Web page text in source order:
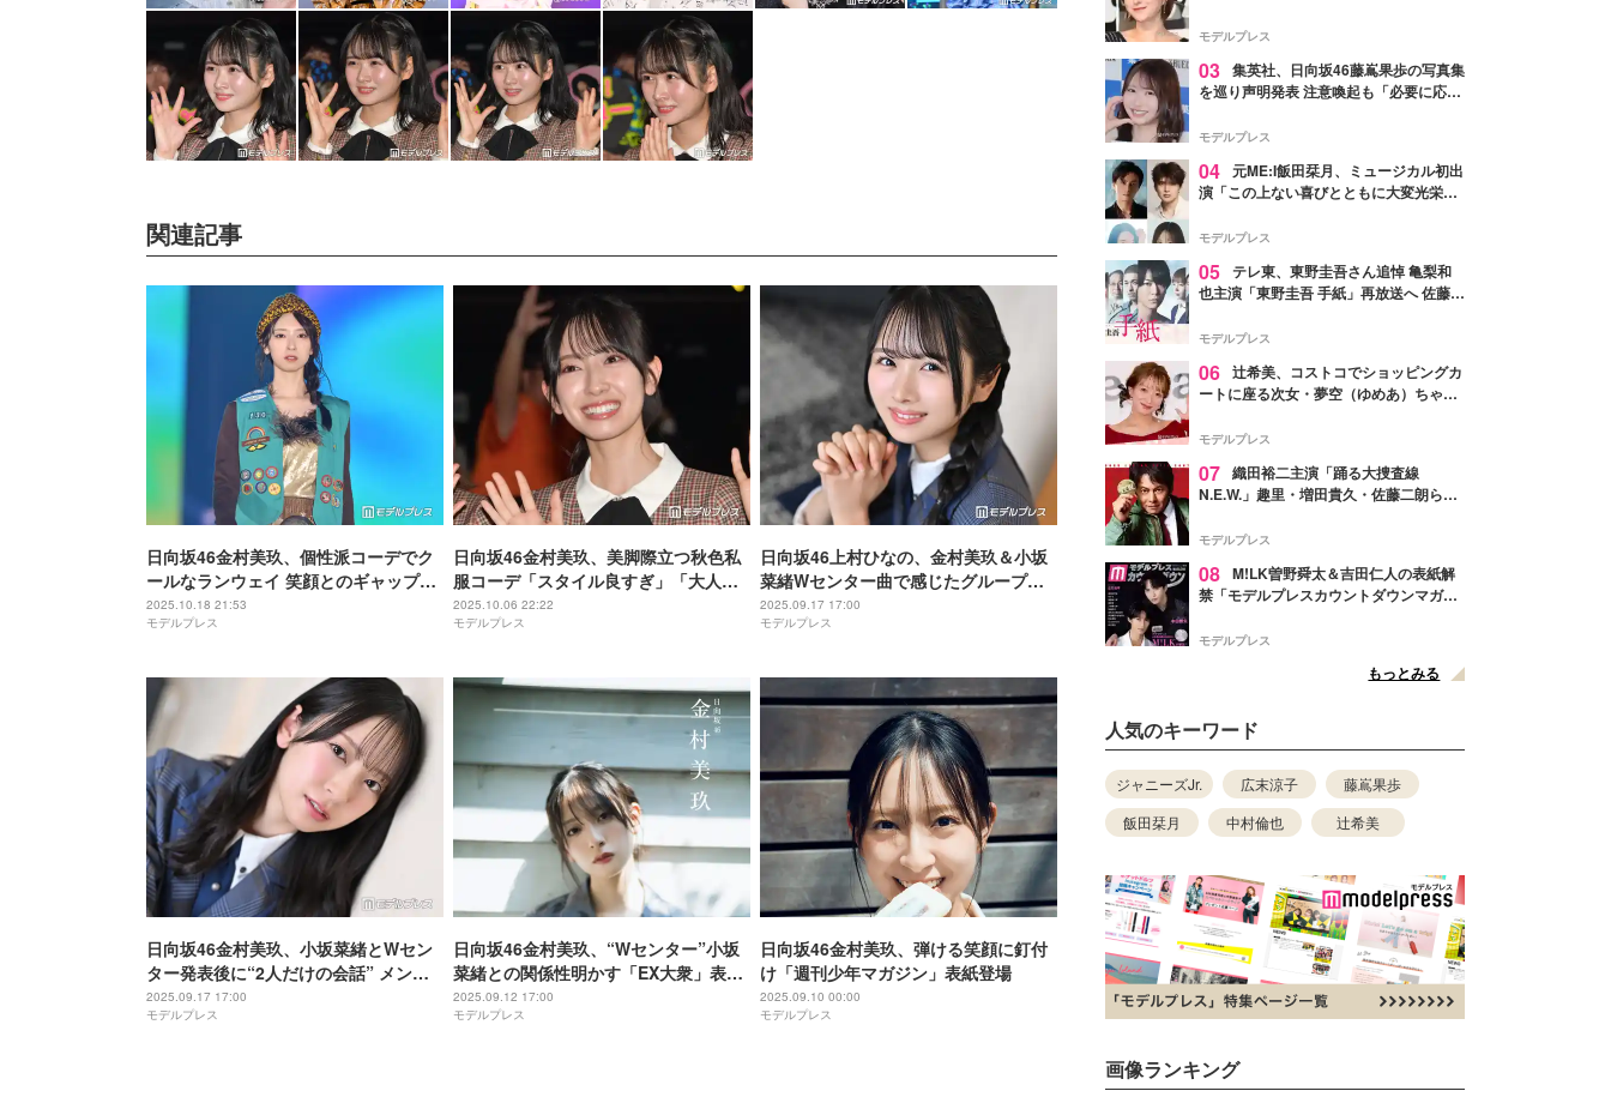
関連記事
日向坂46金村美玖、個性派コーデでク
ールなランウェイ 笑顔とのギャップも
【ガルアワ2025AW】
2025.10.18 21:53
モデルプレス
日向坂46金村美玖、美脚際立つ秋色私
服コーデ「スタイル良すぎ」「大人っ
ぽい」と絶賛の声
2025.10.06 22:22
モデルプレス
日向坂46上村ひなの、金村美玖＆小坂
菜緒Wセンター曲で感じたグループ
の“今のあり方” 一期生卒業で立場変化
も「根っこは変わっていない」【「お
2025.09.17 17:00
モデルプレス
日向坂46金村美玖、小坂菜緒とWセン
ター発表後に“2人だけの会話” メンバ
ー卒業への率直な思いも【「お願いバ
ッハ！」インタビュー】
2025.09.17 17:00
モデルプレス
日向坂46金村美玖、“Wセンター”小坂
菜緒との関係性明かす「EX大衆」表紙
登場【独占カットあり】
2025.09.12 17:00
モデルプレス
日向坂46金村美玖、弾ける笑顔に釘付
け「週刊少年マガジン」表紙登場
2025.09.10 00:00
モデルプレス
モデルプレス
03 集英社、日向坂46藤嶌果歩の写真集
を巡り声明発表 注意喚起も「必要に応じ
モデルプレス
04 元ME:I飯田栞月、ミュージカル初出
演「この上ない喜びとともに大変光栄」
ャスト発表
モデルプレス
05 テレ東、東野圭吾さん追悼 亀梨和
也主演「東野圭吾 手紙」再放送へ 佐藤隆
モデルプレス
06 辻希美、コストコでショッピングカ
ートに座る次女・夢空（ゆめあ）ちゃん
ぎ」「成長を感じる」の声
モデルプレス
07 織田裕二主演「踊る大捜査線
N.E.W.」趣里・増田貴久・佐藤二朗ら新
徴する“謎のキーワード”も
モデルプレス
08 M!LK曽野舜太＆吉田仁人の表紙解
禁「モデルプレスカウントダウンマガジ
モデルプレス
もっとみる
人気のキーワード
ジャニーズJr. 広末涼子
藤嶌果歩
飯田栞月
中村倫也 辻希美
画像ランキング